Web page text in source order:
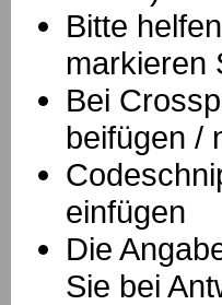
Bitte
markieren
Bei
beifügen /
einfügen
Die
Sie bei